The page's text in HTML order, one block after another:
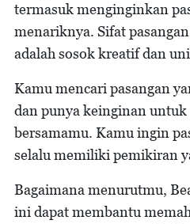
termasuk menginginkan
menariknya. Sifat
adalah sosok kreatif dan
Kamu mencari pasangan
dan punya keinginan
bersamamu. Kamu ingin
selalu memiliki pemikiran
Bagaimana menurutmu,
ini dapat membantu